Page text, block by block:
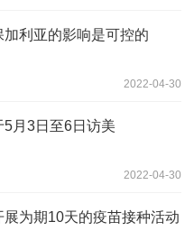
利亚的影响是可控的
2022-04-30
月3日至6日访美
2022-04-30
为期10天的疫苗接种活动